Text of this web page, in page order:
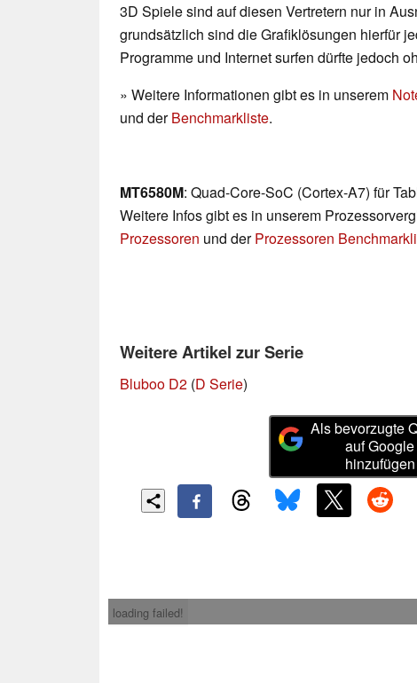
3D Spiele sind auf diesen Vertretern nur in
grundsätzlich sind die Grafiklösungen hierfür
Programme und Internet surfen dürfte jedoch
» Weitere Informationen gibt es in unserem
und derBenchmarkliste.
MT6580M: Quad-Core-SoC (Cortex-A7) für
Weitere Infos gibt es in unserem
Prozessoren und derProzessoren
Weitere Artikel zur Serie
Bluboo D2 (D Serie)
Als bevorzugte
auf Google
hinzufügen
loading failed!